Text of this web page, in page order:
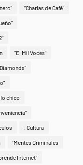
"Charlas de Café"
"El Mil Voces"
chico
. Cultura
‘Mentes Criminales
Internet”